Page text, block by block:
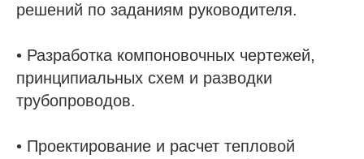
решений по заданиям руководителя.
• Разработка компоновочных чертежей,
принципиальных схем и разводки
трубопроводов.
• Проектирование и расчет тепловой